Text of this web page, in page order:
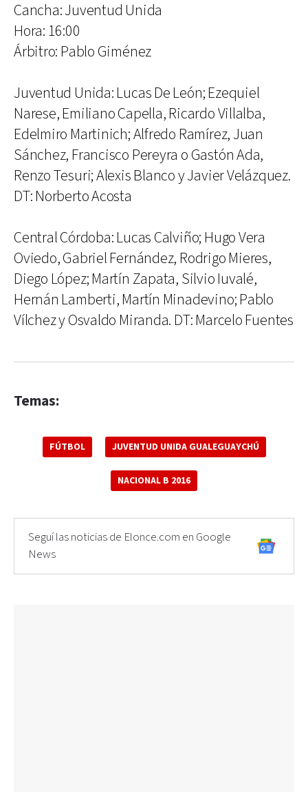
Cancha: Juventud Unida
Hora: 16:00
Árbitro: Pablo Giménez
Juventud Unida: Lucas De León; Ezequiel
Narese, Emiliano Capella, Ricardo Villalba,
Edelmiro Martinich; Alfredo Ramírez, Juan
Sánchez, Francisco Pereyra o Gastón Ada,
Renzo Tesuri; Alexis Blanco y Javier Velázquez.
DT: Norberto Acosta
Central Córdoba: Lucas Calviño; Hugo Vera
Oviedo, Gabriel Fernández, Rodrigo Mieres,
Diego López; Martín Zapata, Silvio Iuvalé,
Hernán Lamberti, Martín Minadevino; Pablo
Vílchez y Osvaldo Miranda. DT: Marcelo Fuentes
Temas:
FÚTBOL JUVENTUD UNIDA GUALEGUAYCHÚ
NACIONAL B 2016
Seguí las noticias de Elonce.com en Google
News